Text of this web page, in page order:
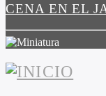
CENA EN EL